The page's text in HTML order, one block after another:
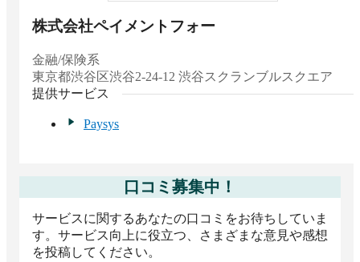
株式会社ペイメントフォー
金融/保険系
東京都渋谷区渋谷2-24-12 渋谷スクランブルスクエア
提供サービス
Paysys
口コミ募集中！
サービスに関するあなたの口コミをお待ちしていま
す。サービス向上に役立つ、さまざまな意見や感想
を投稿してください。